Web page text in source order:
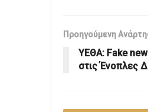
Προηγούμενη
ΥΕΘΑ: Fake
στις Ένοπλες